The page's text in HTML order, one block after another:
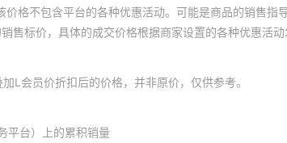
格不包含平台的各种优惠活动。可能是商品的销售指
售标价，具体的成交价格根据商家设置的各种优惠活动
L会员价折扣后的价格，并非原价，仅供参考。
平台）上的累积销量